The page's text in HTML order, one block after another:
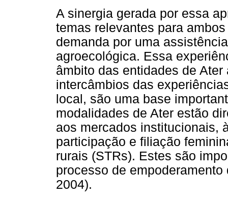
A sinergia gerada por essa
temas relevantes para
demanda por uma
agroecológica. Essa
âmbito das entidades de
intercâmbios das
local, são uma base
modalidades de Ater estão
aos mercados institucionais,
participação e filiação
rurais (STRs). Estes são
processo de
2004).